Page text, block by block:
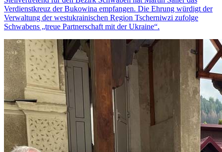
Verdienstkreuz der Bukowina empfangen. Die Ehrung würdigt der
Verwaltung der westukrainischen Region Tscherniwzi zufolge
Schwabens „treue Partnerschaft mit der Ukraine“.